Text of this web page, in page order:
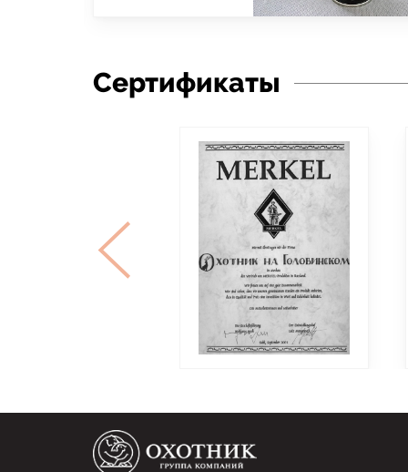
Сертификаты